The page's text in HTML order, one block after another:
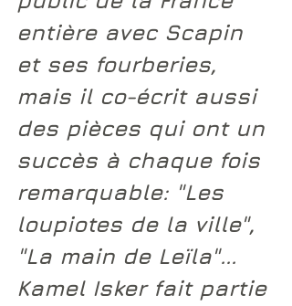
entière avec Scapin
et ses fourberies,
mais il co-écrit aussi
des pièces qui ont un
succès à chaque fois
remarquable: "Les
loupiotes de la ville",
"La main de Leïla"...
Kamel Isker fait partie